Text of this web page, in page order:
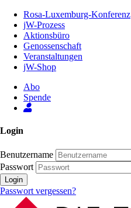
Inhalt
Seite
Rosa-Luxemburg-Konferenz
jW-Prozess
Aktionsbüro
Genossenschaft
Veranstaltungen
jW-Shop
Abo
Spende
Login
Benutzername
Passwort
Login
Passwort vergessen?